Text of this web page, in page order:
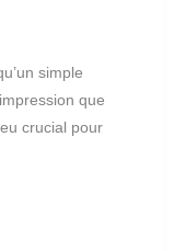
simple
que
crucial pour